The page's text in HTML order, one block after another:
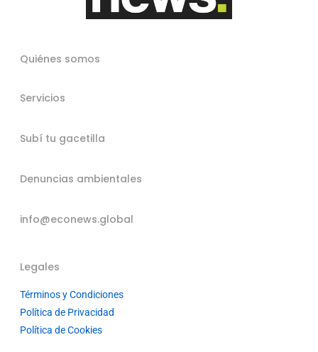
Quiénes somos
Servicios
Subí tu gacetilla
Denuncias ambientales
info@econews.global
Legales
Términos y Condiciones
Política de Privacidad
Política de Cookies